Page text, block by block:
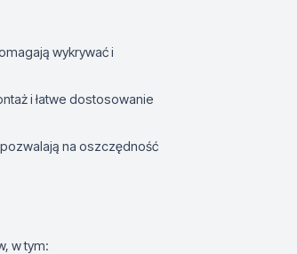
wykrywać i
i łatwe dostosowanie
na oszczędność
w tym: